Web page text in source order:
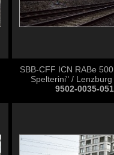
SBB-CFF ICN RABe
Spelterini" /
9502-0035-